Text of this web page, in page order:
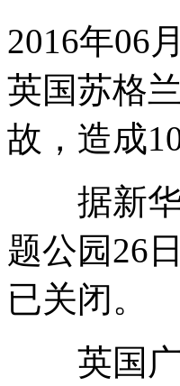
2016年06
英国苏格
故，造成
据新华
题公园26
已关闭。
英国广